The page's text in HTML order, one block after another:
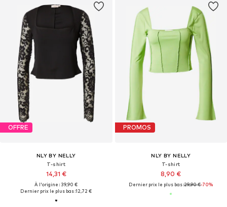
OFFRE
NLY BY NELLY
T-shirt
14,31 €
À l'origine : 39,90 €
Dernier prix le plus bas :12,72 €
PROMOS
NLY BY NELLY
T-shirt
8,90 €
Dernier prix le plus bas :29,90 €-70%